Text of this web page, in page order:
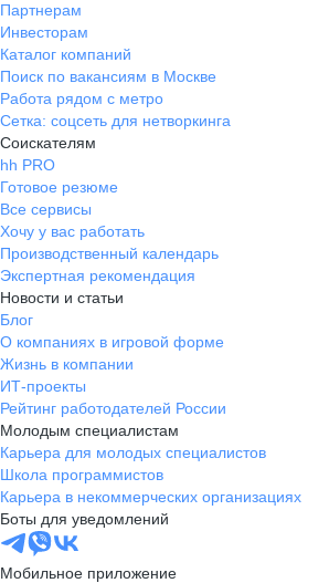
Партнерам
Инвесторам
Каталог компаний
Поиск по вакансиям в Москве
Работа рядом с метро
Сетка: соцсеть для нетворкинга
Соискателям
hh PRO
Готовое резюме
Все сервисы
Хочу у вас работать
Производственный календарь
Экспертная рекомендация
Новости и статьи
Блог
О компаниях в игровой форме
Жизнь в компании
ИТ-проекты
Рейтинг работодателей России
Молодым специалистам
Карьера для молодых специалистов
Школа программистов
Карьера в некоммерческих организациях
Боты для уведомлений
Мобильное приложение